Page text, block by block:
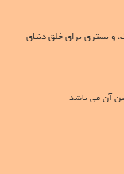
و بستری برای خلق دنیای